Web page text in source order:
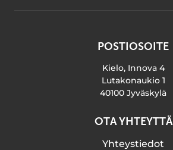
POSTIOSOITE
Kielo, Innova 4
Lutakonaukio 1
40100 Jyväskylä
OTA YHTEYTTÄ
Yhteystiedot